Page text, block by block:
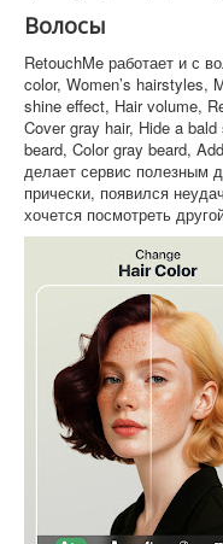
Волосы
RetouchMe работает и с
color, Women’s hairstyles,
shine effect, Hair volume,
Cover gray hair, Hide a
beard, Color gray beard,
делает сервис полезным
прически, появился
хочется посмотреть